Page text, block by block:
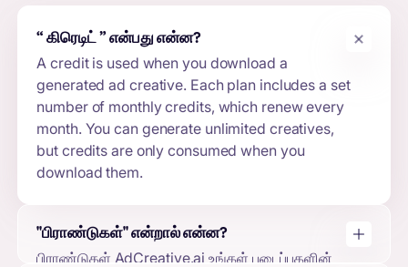
“கிரெடிட் ” என்பது என்ன?
A credit is used when you download a
generated ad creative. Each plan includes a set
number of monthly credits, which renew every
month. You can generate unlimited creatives,
but credits are only consumed when you
download them.
"பிராண்டுகள்" என்றால் என்ன?
பிராண்டுகள் AdCreative.ai உங்கள் படைப்புகளின்